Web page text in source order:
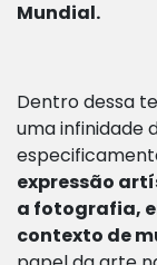
Mundial.
Dentro dessa
uma infinidade
expressão
a fotografia,
contexto de